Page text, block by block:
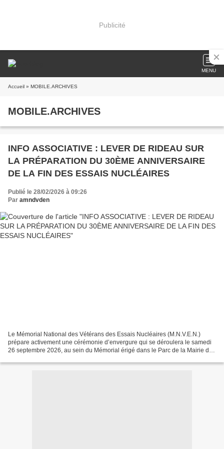
Publicité
MENU
Accueil » MOBILE.ARCHIVES
MOBILE.ARCHIVES
INFO ASSOCIATIVE : LEVER DE RIDEAU SUR
LA PRÉPARATION DU 30ÈME ANNIVERSAIRE
DE LA FIN DES ESSAIS NUCLÉAIRES
Publié le 28/02/2026 à 09:26
Par amndvden
Le Mémorial National des Vétérans des Essais Nucléaires (M.N.V.E.N.)
prépare activement une cérémonie d’envergure qui se déroulera le samedi
26 septembre 2026, au sein du Mémorial érigé dans le Parc de la Mairie de